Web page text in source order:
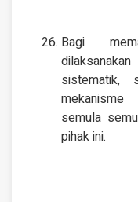
Bagi
sistematik,
semula
pihak ini.